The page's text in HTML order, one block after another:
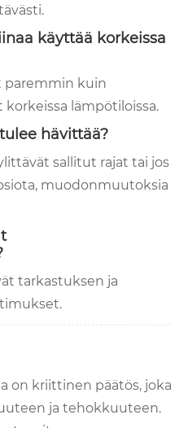
käyttää korkeissa
paremmin kuin
lämpötiloissa.
hävittää?
sallitut rajat tai jos
muodonmuutoksia
tarkastuksen ja
on kriittinen päätös, joka
ja tehokkuuteen.